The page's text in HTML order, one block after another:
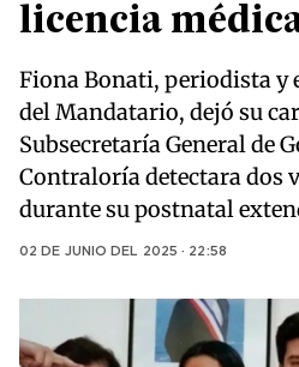
licencia
Fiona Bonati, periodista y
del Mandatario, dejó su
Subsecretaría General de
Contraloría detectara dos
durante su postnatal
02 DE JUNIO DEL 2025 · 22:58